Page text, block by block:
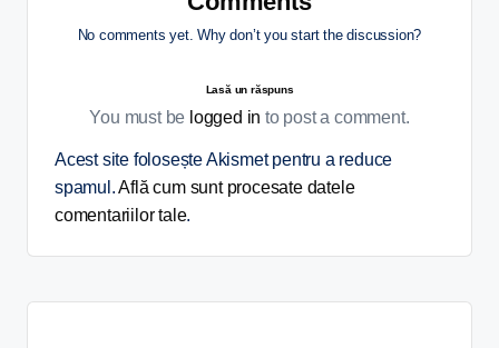
No comments yet. Why don’t you start the discussion?
Lasă un răspuns
You must be logged in to post a comment.
Acest site folosește Akismet pentru a reduce
spamul.Află cum sunt procesate datele
comentariilor tale.